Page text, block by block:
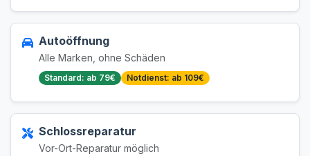
Autoöffnung
Alle Marken, ohne Schäden
Standard: ab 79€ Notdienst: ab 109€
Schlossreparatur
Vor-Ort-Reparatur möglich